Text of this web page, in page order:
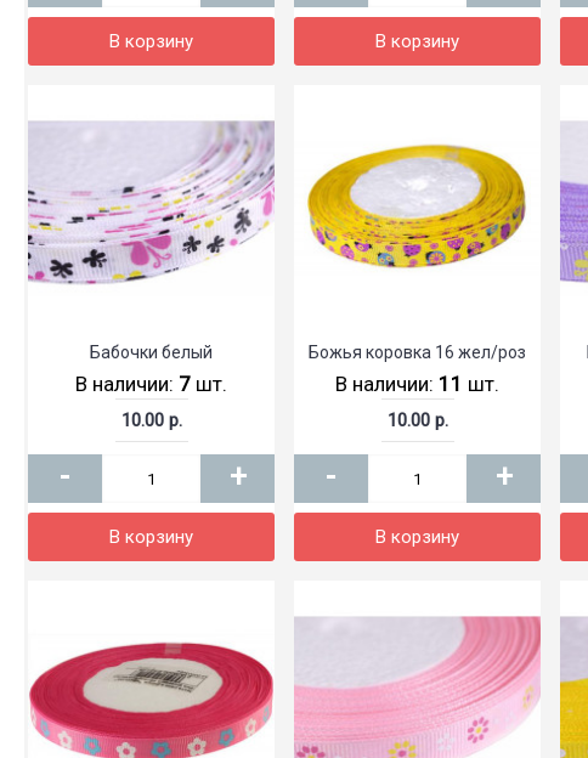
В корзину В корзину
Бабочки белый
В наличии: 7 шт.
10.00 р.
- +
В корзину
Божья коровка 16 жел/роз
В наличии: 11 шт.
10.00 р.
- +
В корзину